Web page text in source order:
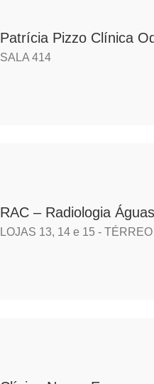
Patrícia Pizzo Clínica
SALA 414
RAC – Radiologia
LOJAS 13, 14 e 15 - TÉRREO